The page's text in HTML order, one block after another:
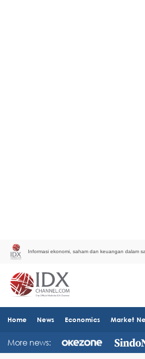
Informasi ekonomi, saham dan keuangan dalam
Home News Economics Market
More news: